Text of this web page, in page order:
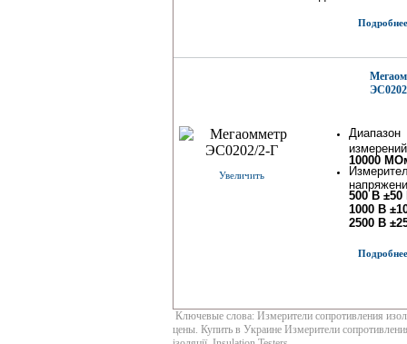
Увеличить
Диапазон
10000
500 В ±50
1000 В
2500 В
Ключевые слова: Измерители сопротивления
цены. Купить в Украине Измерители